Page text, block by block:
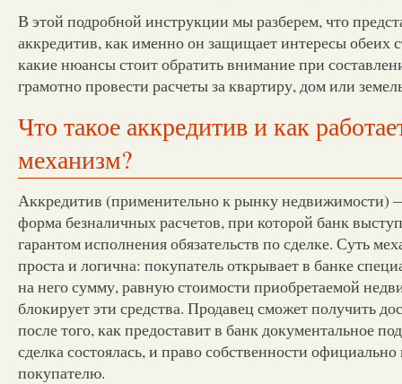
В этой подробной инструкции мы разберем, что
аккредитив, как именно он защищает интересы обеих
какие нюансы стоит обратить внимание при
грамотно провести расчеты за квартиру, дом или
Что такое аккредитив и как
механизм?
Аккредитив (применительно к рынку недвижимости)
форма безналичных расчетов, при которой банк
гарантом исполнения обязательств по сделке. Суть
проста и логична: покупатель открывает в банке
на него сумму, равную стоимости приобретаемой
блокирует эти средства. Продавец сможет получить
после того, как предоставит в банк документальное
сделка состоялась, и право собственности
покупателю.